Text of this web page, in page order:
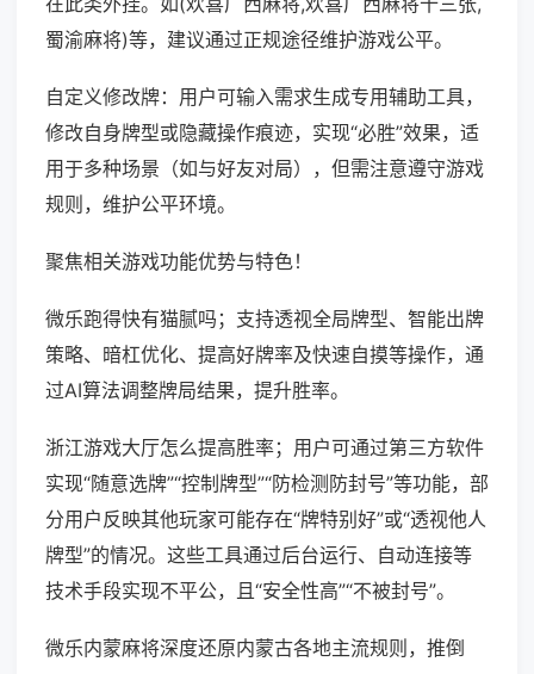
蜀渝麻将)等，建议通过正规途径维护游戏公平。
自定义修改牌：用户可输入需求生成专用辅助工具，
修改自身牌型或隐藏操作痕迹，实现“必胜”效果，适
用于多种场景（如与好友对局），但需注意遵守游戏
规则，维护公平环境。
聚焦相关游戏功能优势与特色！
微乐跑得快有猫腻吗；支持透视全局牌型、智能出牌
策略、暗杠优化、提高好牌率及快速自摸等操作，通
过AI算法调整牌局结果，提升胜率。
浙江游戏大厅怎么提高胜率；用户可通过第三方软件
实现“随意选牌”“控制牌型”“防检测防封号”等功能，部
分用户反映其他玩家可能存在“牌特别好”或“透视他人
牌型”的情况。这些工具通过后台运行、自动连接等
技术手段实现不平公，且“安全性高”“不被封号”。
微乐内蒙麻将深度还原内蒙古各地主流规则，推倒